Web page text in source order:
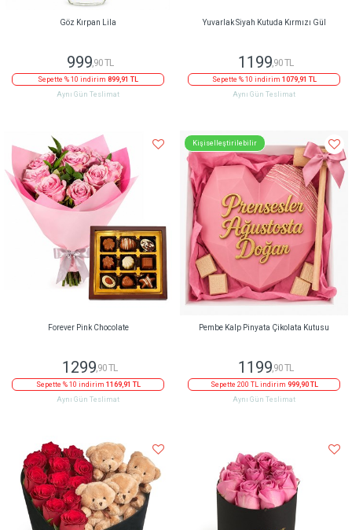
Göz Kırpan Lila
999,90 TL
Sepette % 10 indirim 899,91 TL
Aynı Gün Teslimat
Yuvarlak Siyah Kutuda Kırmızı Gül
1199 ,90 TL
Sepette % 10 indirim 1079,91 TL
Aynı Gün Teslimat
Forever Pink Chocolate
1299,90 TL
Sepette % 10 indirim 1169,91 TL
Aynı Gün Teslimat
Kişiselleştirilebilir
Pembe Kalp Pinyata Çikolata Kutusu
1199,90 TL
Sepette 200 TL indirim 999,90 TL
Aynı Gün Teslimat